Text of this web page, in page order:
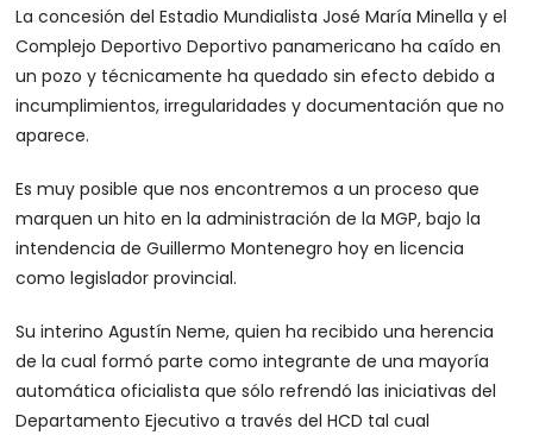
La concesión del Estadio Mundialista José María Minella y el
Complejo Deportivo Deportivo panamericano ha caído en
un pozo y técnicamente ha quedado sin efecto debido a
incumplimientos, irregularidades y documentación que no
aparece.
Es muy posible que nos encontremos a un proceso que
marquen un hito en la administración de la MGP, bajo la
intendencia de Guillermo Montenegro hoy en licencia
como legislador provincial.
Su interino Agustín Neme, quien ha recibido una herencia
de la cual formó parte como integrante de una mayoría
automática oficialista que sólo refrendó las iniciativas del
Departamento Ejecutivo a través del HCD tal cual